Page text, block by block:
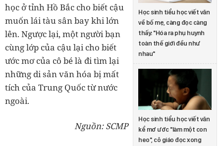
Học sinh tiểu học viết văn
về bố mẹ, càng đọc càng
thấy: "Hóa ra phụ huynh
toàn thế giới đều như
nhau"
Học sinh tiểu học viết văn
kể mơ ước "làm một con
heo", cô giáo đọc xong
học ở tỉnh Hồ Bắc cho biết cậu
muốn lái tàu sân bay khi lớn
lên. Ngược lại, một người bạn
cùng lớp của cậu lại cho biết
ước mơ của cô bé là đi tìm lại
những di sản văn hóa bị mất
tích của Trung Quốc từ nước
ngoài.
Nguồn: SCMP